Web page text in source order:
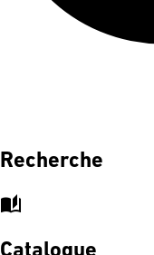
Recherche
auto_stories